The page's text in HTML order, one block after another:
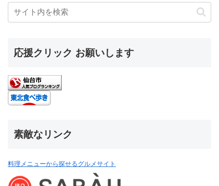
応援クリック お願いします
素敵なリンク
料理メニューから探せるグルメサイト